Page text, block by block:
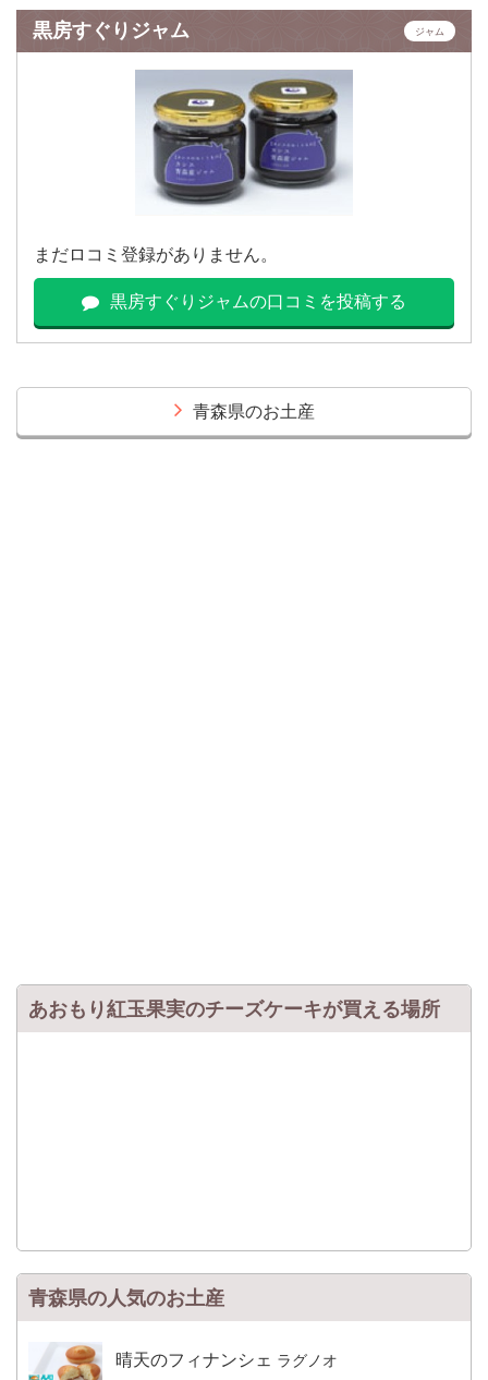
黒房すぐりジャム ジャム
まだロコミ登録がありません。
黒房すぐりジャムの口コミを投稿する
青森県のお土産
あおもり紅玉果実のチーズケーキが買える場所
青森県の人気のお土産
晴天のフィナンシェ ラグノオ